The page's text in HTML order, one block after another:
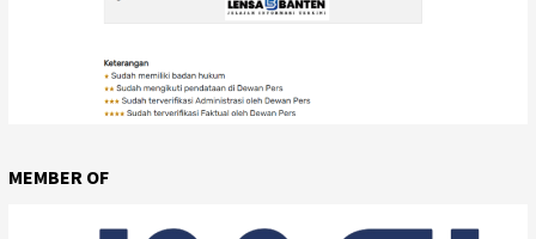
MEMBER OF